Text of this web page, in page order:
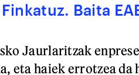
Finkatuz. Baita
Jaurlaritzak
eta haiek errotzea da